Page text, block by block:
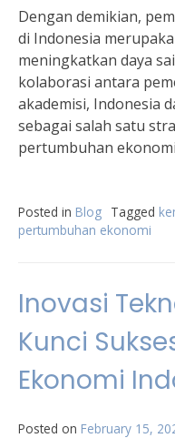
Dengan demikian,
di Indonesia
meningkatkan daya
kolaborasi antara
akademisi, Indonesia
sebagai salah satu
pertumbuhan
Posted in Blog Tagged
pertumbuhan ekonomi
Inovasi
Kunci
Ekonomi
Posted on February 15,